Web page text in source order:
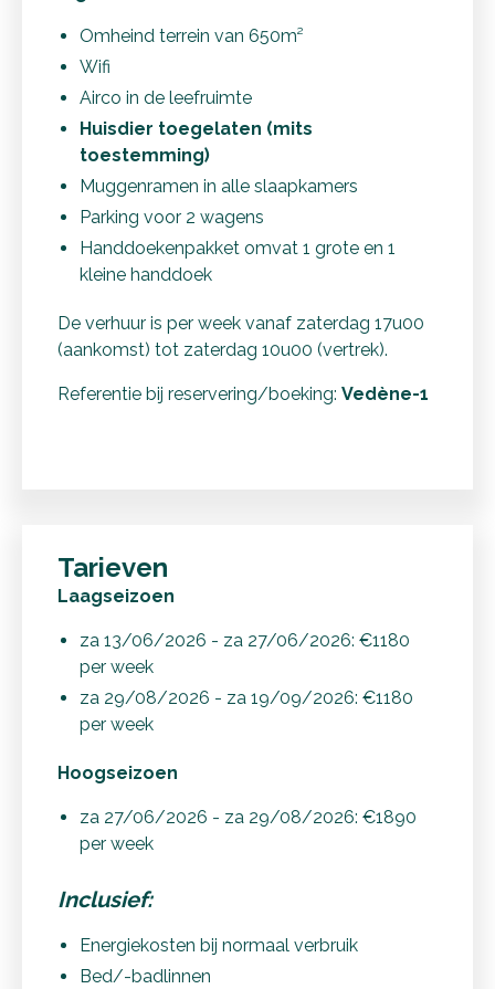
Omheind terrein van 650m²
Wifi
Airco in de leefruimte
Huisdier toegelaten (mits
toestemming)
Muggenramen in alle slaapkamers
Parking voor 2 wagens
Handdoekenpakket omvat 1 grote en 1
kleine handdoek
De verhuur is per week vanaf zaterdag 17u00
(aankomst) tot zaterdag 10u00 (vertrek).
Referentie bij reservering/boeking: Vedène-1
Tarieven
Laagseizoen
za 13/06/2026 - za 27/06/2026: €1180
per week
za 29/08/2026 - za 19/09/2026: €1180
per week
Hoogseizoen
za 27/06/2026 - za 29/08/2026: €1890
per week
Inclusief:
Energiekosten bij normaal verbruik
Bed/-badlinnen